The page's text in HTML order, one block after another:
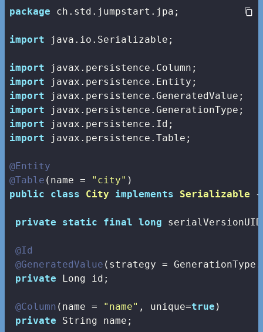
package ch.std.jumpstart.jpa;
import java.io.Serializable;
import
import
import
import
import
import javax.persistence.Table;
@Entity
@Table (name = "city"
public
class City implements Serializable {
private static final long
@Id
@GeneratedValue (strategy =
private Long id;
@Column (name = "name" , unique=true )
private String name;